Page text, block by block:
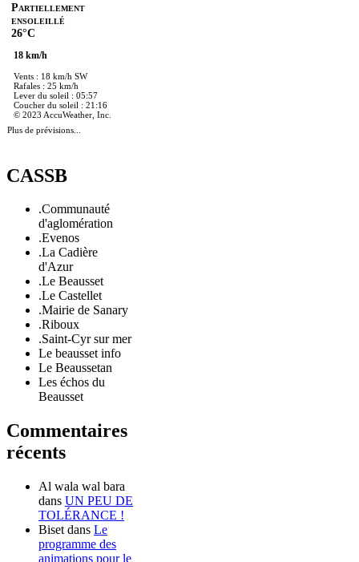
Partiellement
ensoleillé
26°C
18 km/h
Vents : 18 km/h SW
Rafales : 25 km/h
Lever du soleil : 05:57
Coucher du soleil : 21:16
© 2023 AccuWeather, Inc.
Plus de prévisions...
CASSB
.Communauté
d'aglomération
.Evenos
.La Cadière
d'Azur
.Le Beausset
.Le Castellet
.Mairie de Sanary
.Riboux
.Saint-Cyr sur mer
Le beausset info
Le Beaussetan
Les échos du
Beausset
Commentaires
récents
Al wala wal bara
dans UN PEU DE
TOLÉRANCE !
Biset dans Le
programme des
animations pour le